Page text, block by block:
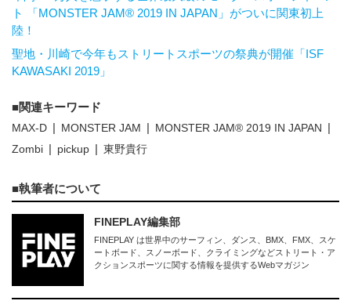
ト 「MONSTER JAM® 2019 IN JAPAN」がついに関東初上
陸！
聖地・川崎で今年もストリートスポーツの祭典が開催「ISF
KAWASAKI 2019」
関連キーワード
MAX-D MONSTER JAM
MONSTER JAM® 2019 IN JAPAN
Zombi
pickup 東野貴行
執筆者について
FINEPLAY編集部
FINEPLAY は世界中のサーフィン、ダンス、BMX、FMX、スケ
ートボード、スノーボード、クライミングなどストリート・ア
クションスポーツに関する情報を提供するWebマガジン